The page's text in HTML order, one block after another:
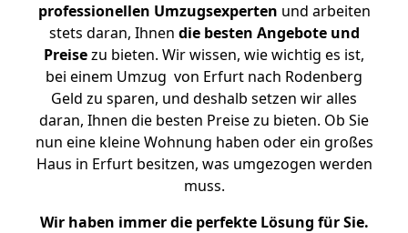
professionellen Umzugsexperten und arbeiten
stets daran, Ihnen die besten Angebote und
Preisezu bieten. Wir wissen, wie wichtig es ist,
bei einem Umzug von Erfurt nach Rodenberg
Geld zu sparen, und deshalb setzen wir alles
daran, Ihnen die besten Preise zu bieten. Ob Sie
nun eine kleine Wohnung haben oder ein großes
Haus in Erfurt besitzen, was umgezogen werden
muss.
Wir haben immer die perfekte Lösung für Sie.